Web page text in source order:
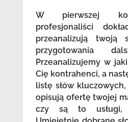
W pierwszej
profesjonaliści
przeanalizują
przygotowania
Przeanalizujemy w
Cię kontrahenci, a
listę słów
opisują ofertę twojej
czy są to usługi,